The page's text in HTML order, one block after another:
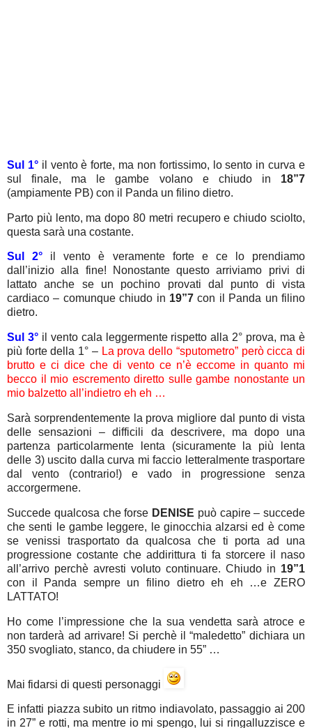
Sul 1°il vento è forte, ma non fortissimo, lo sento in curva e
sul finale, ma le gambe volano e chiudo in 18”7
(ampiamente PB) con il Panda un filino dietro.
Parto più lento, ma dopo 80 metri recupero e chiudo sciolto,
questa sarà una costante.
Sul 2° il vento è veramente forte e ce lo prendiamo
dall’inizio alla fine! Nonostante questo arriviamo privi di
lattato anche se un pochino provati dal punto di vista
cardiaco – comunque chiudo in 19”7 con il Panda un filino
dietro.
Sul 3°il vento cala leggermente rispetto alla 2° prova, ma è
più forte della 1° – La prova dello “sputometro” però cicca di
brutto e ci dice che di vento ce n’è eccome in quanto mi
becco il mio escremento diretto sulle gambe nonostante un
mio balzetto all’indietro eh eh …
Sarà sorprendentemente la prova migliore dal punto di vista
delle sensazioni – difficili da descrivere, ma dopo una
partenza particolarmente lenta (sicuramente la più lenta
delle 3) uscito dalla curva mi faccio letteralmente trasportare
dal vento (contrario!) e vado in progressione senza
accorgermene.
Succede qualcosa che forse DENISE può capire – succede
che senti le gambe leggere, le ginocchia alzarsi ed è come
se venissi trasportato da qualcosa che ti porta ad una
progressione costante che addirittura ti fa storcere il naso
all’arrivo perchè avresti voluto continuare. Chiudo in 19”1
con il Panda sempre un filino dietro eh eh …e ZERO
LATTATO!
Ho come l’impressione che la sua vendetta sarà atroce e
non tarderà ad arrivare! Si perchè il “maledetto” dichiara un
350 svogliato, stanco, da chiudere in 55” …
Mai fidarsi di questi personaggi
E infatti piazza subito un ritmo indiavolato, passaggio ai 200
in 27” e rotti, ma mentre io mi spengo, lui si ringalluzzisce e